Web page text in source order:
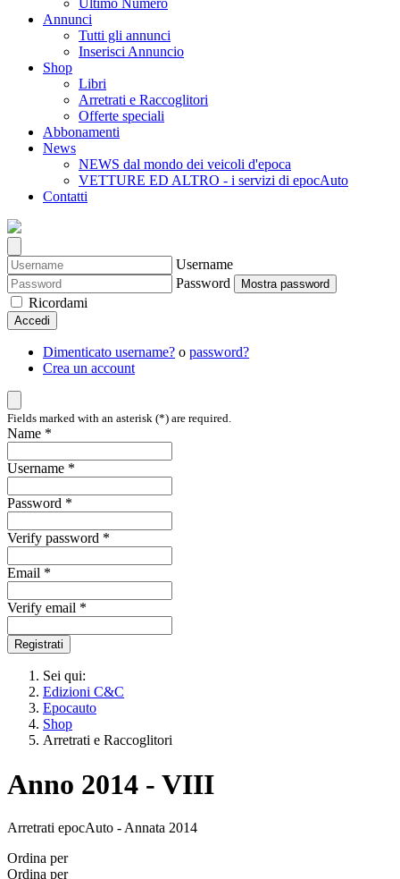
Ultimo Numero
Annunci
Tutti gli annunci
Inserisci Annuncio
Shop
Libri
Arretrati e Raccoglitori
Offerte speciali
Abbonamenti
News
NEWS dal mondo dei veicoli d'epoca
VETTURE ED ALTRO - i servizi di epocAuto
Contatti
Username
Password
Mostra password
Ricordami
Accedi
Dimenticato username? o password?
Crea un account
Fields marked with an asterisk (*) are required.
Name *
Username *
Password *
Verify password *
Email *
Verify email *
Registrati
Sei qui:
Edizioni C&C
Epocauto
Shop
Arretrati e Raccoglitori
Anno 2014 - VIII
Arretrati epocAuto - Annata 2014
Ordina per
Ordina per